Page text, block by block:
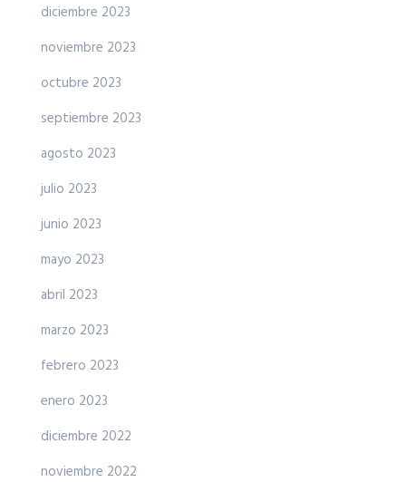
diciembre 2023
noviembre 2023
octubre 2023
septiembre 2023
agosto 2023
julio 2023
junio 2023
mayo 2023
abril 2023
marzo 2023
febrero 2023
enero 2023
diciembre 2022
noviembre 2022